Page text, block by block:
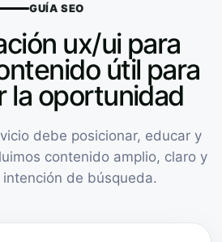
GUÍA SEO
ux/ui para
útil para
la oportunidad
debe posicionar, educar y
contenido amplio, claro y
de búsqueda.